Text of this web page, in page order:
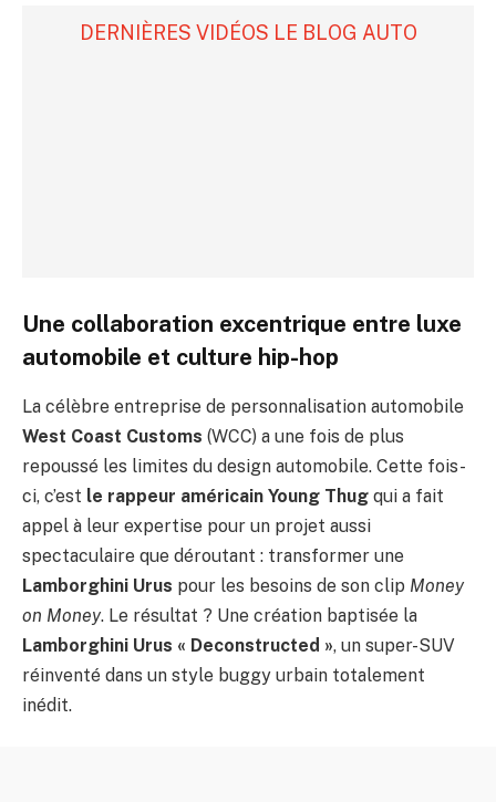
DERNIÈRES VIDÉOS LE BLOG AUTO
Une collaboration excentrique entre luxe
automobile et culture hip-hop
La célèbre entreprise de personnalisation automobile
West Coast Customs (WCC) a une fois de plus
repoussé les limites du design automobile. Cette fois-
ci, c’est le rappeur américain Young Thug qui a fait
appel à leur expertise pour un projet aussi
spectaculaire que déroutant : transformer une
Lamborghini Urus pour les besoins de son clip Money
on Money. Le résultat ? Une création baptisée la
Lamborghini Urus « Deconstructed », un super-SUV
réinventé dans un style buggy urbain totalement
inédit.